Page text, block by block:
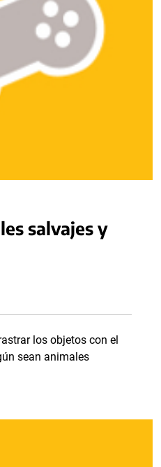
salvajes y
los objetos con el
sean animales